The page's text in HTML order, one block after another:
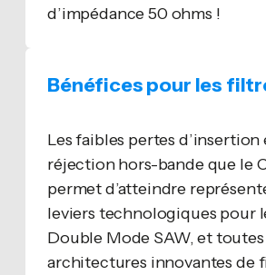
d’impédance 50 ohms !
Bénéfices pour les
Les faibles pertes d’insertion
réjection hors-bande que le
permet d’atteindre
leviers technologiques pour
Double Mode SAW, et
architectures innovantes de